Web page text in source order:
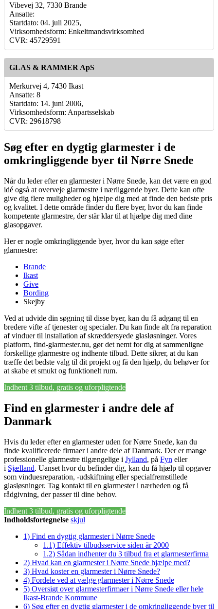
Vibevej 32, 7330 Brande
Ansatte:
Startdato: 04. juli 2025,
Virksomhedsform: Enkeltmandsvirksomhed
CVR: 45729591
GLAS & RAMMER ApS
Merkurvej 4, 7430 Ikast
Ansatte: 8
Startdato: 14. juni 2006,
Virksomhedsform: Anpartsselskab
CVR: 29618798
Søg efter en dygtig glarmester i de
omkringliggende byer til Nørre Snede
Når du leder efter en glarmester i Nørre Snede, kan det være en god
idé også at overveje glarmestre i nærliggende byer. Dette kan ofte
give dig flere muligheder og hjælpe dig med at finde den bedste pris
og kvalitet. I dette område finder du flere byer, hvor du kan finde
kompetente glarmestre, der står klar til at hjælpe dig med dine
glasopgaver.
Her er nogle omkringliggende byer, hvor du kan søge efter
glarmestre:
Brande
Ikast
Give
Bording
Skejby
Ved at udvide din søgning til disse byer, kan du få adgang til en
bredere vifte af tjenester og specialer. Du kan finde alt fra reparation
af vinduer til installation af skræddersyede glasløsninger. Vores
platform, find-glarmester.nu, gør det nemt for dig at sammenligne
forskellige glarmestre og indhente tilbud. Dette sikrer, at du kan
træffe det bedste valg til dit projekt og få den hjælp, du behøver for
at skabe et smukt og funktionelt rum.
Indhent 3 tilbud, gratis og uforpligtende
Find en glarmester i andre dele af
Danmark
Hvis du leder efter en glarmester uden for Nørre Snede, kan du
finde kvalificerede firmaer i andre dele af Danmark. Der er mange
professionelle glarmestre tilgængelige i Jylland, på Fyn eller
i Sjælland. Uanset hvor du befinder dig, kan du få hjælp til opgaver
som vinduesreparation, -udskiftning eller specialfremstillede
glasløsninger. Tag kontakt til en glarmester i nærheden og få
rådgivning, der passer til dine behov.
Indhent 3 tilbud, gratis og uforpligtende
Indholdsfortegnelse skjul
1) Find en dygtig glarmester i Nørre Snede
1.1) Effektiv tilbudsservice siden år 2000
1.2) Sådan indhenter du 3 tilbud fra et glarmesterfirma
2) Hvad kan en glarmester i Nørre Snede hjælpe med?
3) Hvad koster en glarmester i Nørre Snede?
4) Fordele ved at vælge glarmester i Nørre Snede
5) Oversigt over glarmesterfirmaer i Nørre Snede eller hele
Ikast-Brande Kommune
6) Søg efter en dygtig glarmester i de omkringliggende byer til